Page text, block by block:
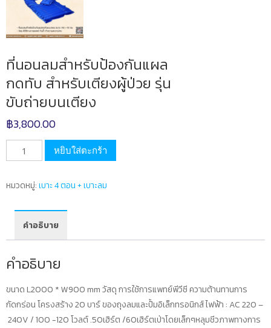
ที่นอนลมสำหรับป้องกันแผล
กดทับ สำหรับเตียงผู้ป่วย รุ่น
ขับถ่ายบนเตียง
฿3,800.00
จำนวน
ที่นอน
สำหรับ
ป้องกัน
กด
สำหรับ
ผู้
หยิบใส่ตะกร้า
หมวดหมู่:เบาะ 4 ตอน + เบาะลม
คำอธิบาย
คำอธิบาย
ขนาด L2000 * W900 mm วัสดุ การใช้การแพทย์พีวีซี ความต้านทานการ
กัดกร่อน โครงสร้าง 20 บาร์ ของถุงลมและปั้มอิเล็กทรอนิกส์ ไฟฟ้า : AC 220 –
240V / 100 -120 โวลต์ .50เฮิร์ต /60เฮิร์ตเป่าโดยเล็กๆหลุมชีวภาพทางการ